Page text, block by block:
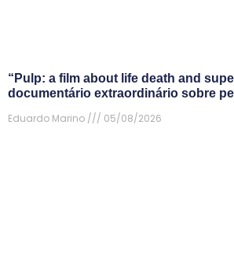
“Pulp: a film about life death and
documentário extraordinário sobre
Eduardo Marino
05/08/2026